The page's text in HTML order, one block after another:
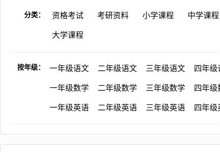
分类： 资格考试 考研资料 小学课程 中学课程
大学课程
按年级： 一年级语文 二年级语文 三年级语文 四年级
一年级数学 二年级数学 三年级数学 四年级
一年级英语 二年级英语 三年级英语 四年级